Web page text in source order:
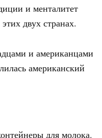
и менталитет
двух странах.
и американцами
американский
для молока.